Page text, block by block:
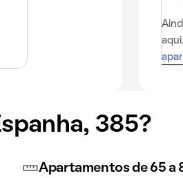
385?
Apartamentos de 65 a